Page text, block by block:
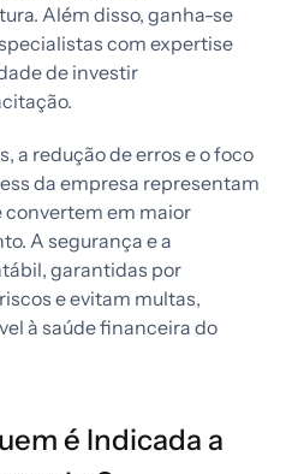
Além disso, ganha-se
com expertise
de investir
a redução de erros e o foco
da empresa representam
convertem em maior
A segurança e a
garantidas por
e evitam multas,
à saúde financeira do
é Indicada a